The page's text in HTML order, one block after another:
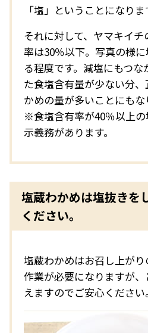
「塩」ということになりま
それに対して、ヤマキイ
率は30％以下。写真の様
る程度です。減塩にもつな
た食塩含有量が少ない分
かめの量が多いことにもな
※食塩含有率が40％以上
示義務があります。
塩蔵わかめは塩抜きを
ください。
塩蔵わかめはお召し上が
作業が必要になりますが
えますのでご安心ください。